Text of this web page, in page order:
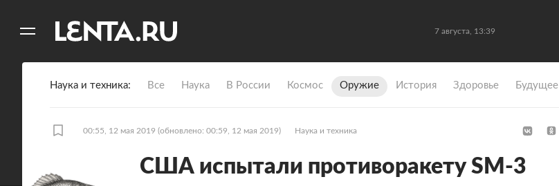
7 августа, 13:39
Наука и техника Все Наука В России Космос Оружие История Здоровье Будущее
00:55, 12 мая 2019 (обновлено: 00:59, 12 мая 2019) Наука и техника
США испытали противоракету SM-3